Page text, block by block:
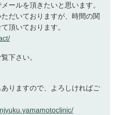
ールを頂きたいと思います。
だいておりますが、時間の関
頂いております。
下さい。
りますので、よろしければご